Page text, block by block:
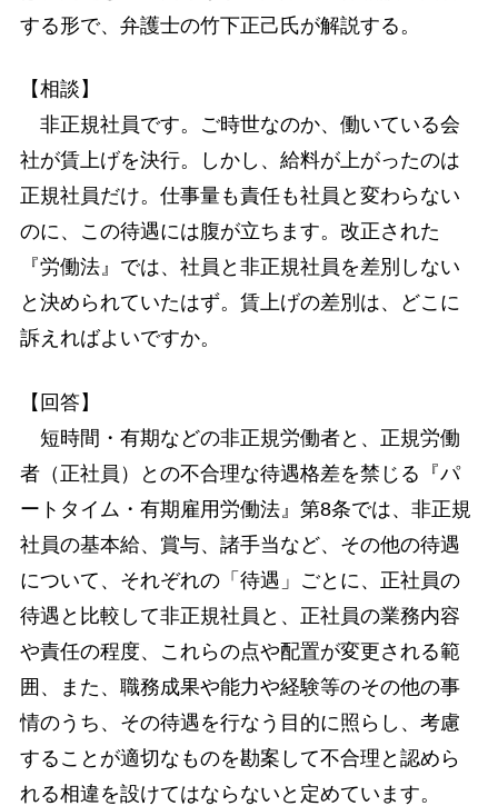
する形で、弁護士の竹下正己氏が解説する。
【相談】
非正規社員です。ご時世なのか、働いている会
社が賃上げを決行。しかし、給料が上がったのは
正規社員だけ。仕事量も責任も社員と変わらない
のに、この待遇には腹が立ちます。改正された
『労働法』では、社員と非正規社員を差別しない
と決められていたはず。賃上げの差別は、どこに
訴えればよいですか。
【回答】
短時間・有期などの非正規労働者と、正規労働
者（正社員）との不合理な待遇格差を禁じる『パ
ートタイム・有期雇用労働法』第8条では、非正規
社員の基本給、賞与、諸手当など、その他の待遇
について、それぞれの「待遇」ごとに、正社員の
待遇と比較して非正規社員と、正社員の業務内容
や責任の程度、これらの点や配置が変更される範
囲、また、職務成果や能力や経験等のその他の事
情のうち、その待遇を行なう目的に照らし、考慮
することが適切なものを勘案して不合理と認めら
れる相違を設けてはならないと定めています。